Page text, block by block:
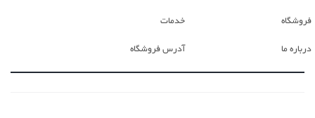
فروشگاه
درباره ما
خدمات
آدرس فروشگاه